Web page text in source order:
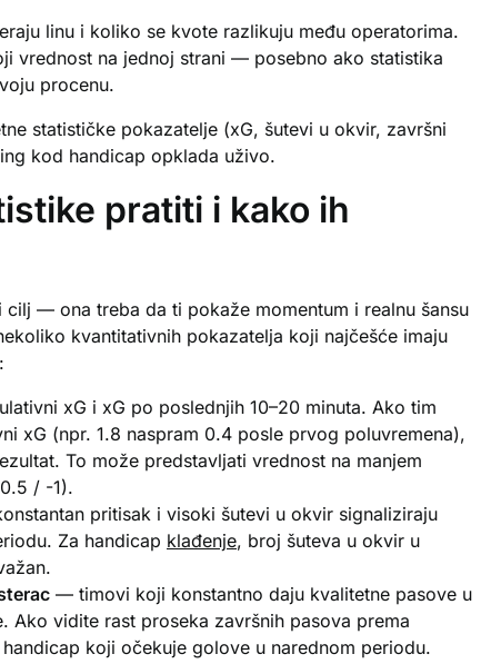
linu i koliko se kvote razlikuju među operatorima.
vrednost na jednoj strani — posebno ako statistika
procenu.
statističke pokazatelje (xG, šutevi u okvir, završni
kod handicap opklada uživo.
pratiti i kako ih
cilj — ona treba da ti pokaže momentum i realnu šansu
kvantitativnih pokazatelja koji najčešće imaju
xG i xG po poslednjih 10–20 minuta. Ako tim
xG (npr. 1.8 naspram 0.4 posle prvog poluvremena),
To može predstavljati vrednost na manjem
/ -1).
pritisak i visoki šutevi u okvir signaliziraju
Za handicap klađenje, broj šuteva u okvir u
— timovi koji konstantno daju kvalitetne pasove u
Ako vidite rast proseka završnih pasova prema
koji očekuje golove u narednom periodu.